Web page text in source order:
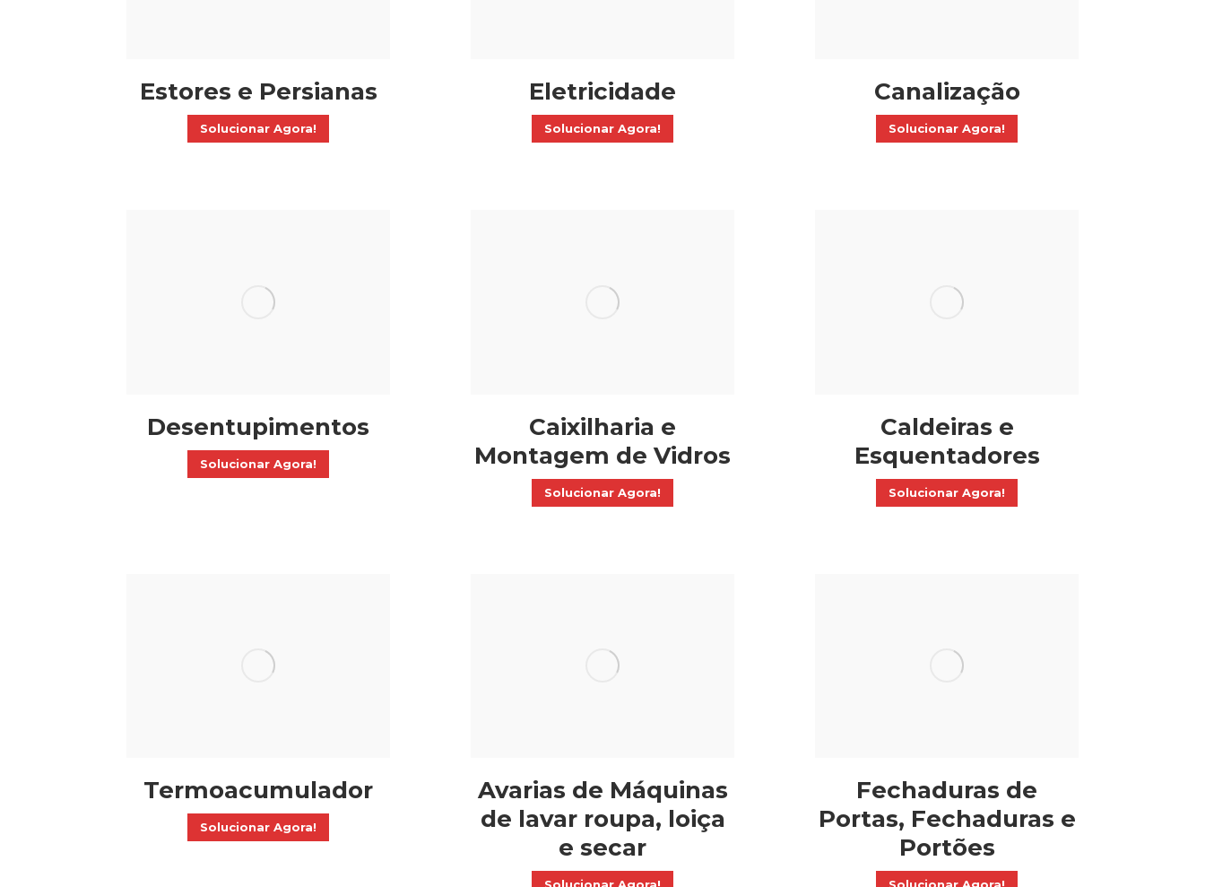
Estores e Persianas
Solucionar Agora!
Eletricidade
Solucionar Agora!
Canalização
Solucionar Agora!
Desentupimentos
Solucionar Agora!
Caixilharia e
Montagem de Vidros
Solucionar Agora!
Caldeiras e
Esquentadores
Solucionar Agora!
Termoacumulador
Solucionar Agora!
Avarias de Máquinas
de lavar roupa, loiça
e secar
Fechaduras de
Portas, Fechaduras e
Portões